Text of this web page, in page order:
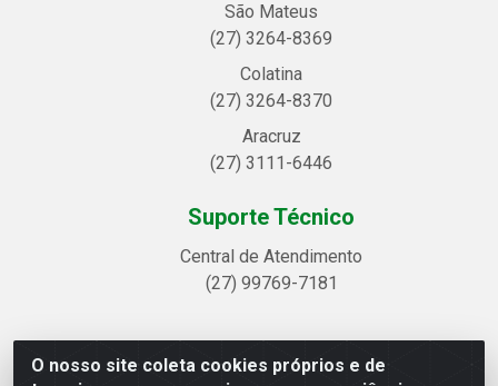
O nosso site coleta cookies próprios e de
São Mateus
(27) 3264-8369
Colatina
(27) 3264-8370
Aracruz
(27) 3111-6446
Suporte Técnico
Central de Atendimento
(27) 99769-7181
Linhavix Distribuidora LTDA - Avenida Alegre, 2521 -